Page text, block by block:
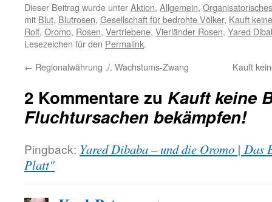
Dieser Beitrag wurde unterAktion, Allgemein, Organisatorisches
mit Blut, Blutrosen, Gesellschaft für bedrohte Völker, Kauft
Rolf, Oromo, Rosen, Vertriebene, Vierländer Rosen, Yared
Lesezeichen für den Permalink.
← Regionalwährung ./. Wachstums-Zwang Kauft
2 Kommentare zu Kauft keine
Fluchtursachen bekämpfen!
Pingback: Yared Dibaba – und die Oromo |
Platt"